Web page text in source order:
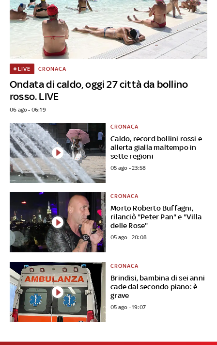
Ondata di caldo, oggi 27 città da bollino
rosso. LIVE
LIVE CRONACA
06 ago - 06:19
Caldo, record bollini rossi e
allerta gialla maltempo in
sette regioni
CRONACA
05 ago - 23:58
Morto Roberto Buffagni,
rilanciò "Peter Pan" e "Villa
delle Rose"
CRONACA
05 ago - 20:08
Brindisi, bambina di sei anni
cade dal secondo piano: è
grave
CRONACA
05 ago - 19:07